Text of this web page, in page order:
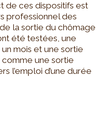
de ces dispositifs est
professionnel des
la sortie du chômage
été testées, une
un mois et une sortie
comme une sortie
l’emploi d’une durée